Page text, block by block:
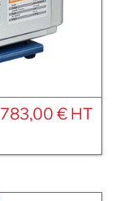
783,00 € HT